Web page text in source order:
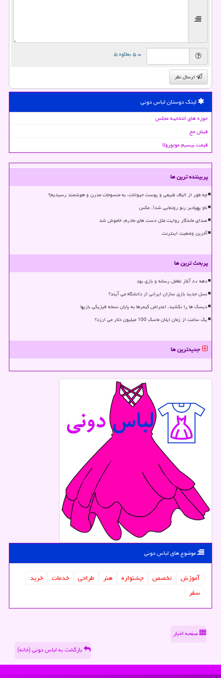
= ۵ بعلاوه ۵
ارسال نظر
لینک دوستان لباس دونی
حوزه های انتخابیه مجلس
فیش حج
قیمت بیسیم موتورولا
پربیننده ترین ها
چه طور از الیاف طبیعی و پوست حیوانات، به منسوجات مدرن و هوشمند رسیدیم؟
ناو پهپادبر رنو رونمایی شد!، عکس
صدای ماندگار روایت مثل دست های مادرم، خاموش شد
آخرین وضعیت اینترنت
پربحث ترین ها
دهه ۸۰ آغاز تعامل رسانه و بازی بود
نسل جدید بازی سازان ایرانی از دانشگاه می آیند؟
دیسک ها را نکشید، اعتراض گیمرها به پایان نسخه فیزیکی بازیها
یک ساعت از زمان ایلان ماسک 100 میلیون دلار می ارزد؟
جدیدترین ها
موضوع های لباس دونی
آموزش تخصص جشنواره هنر طراحی خدمات
خرید
سفر
صفحه اخبار
بازگشت به لباس دونی (خانه)